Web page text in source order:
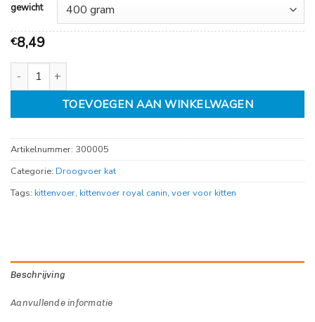
gewicht
€8,49
Royal canin Kitten aantal
TOEVOEGEN AAN WINKELWAGEN
Artikelnummer: 300005
Categorie: Droogvoer kat
Tags: kittenvoer, kittenvoer royal canin, voer voor kitten
Beschrijving
Aanvullende informatie